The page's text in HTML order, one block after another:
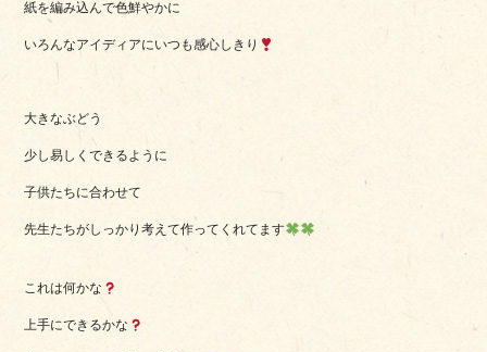
紙を編み込んで色鮮やかに
いろんなアイディアにいつも感心しきり
大きなぶどう
少し易しくできるように
子供たちに合わせて
先生たちがしっかり考えて作ってくれてます
これは何かな
上手にできるかな